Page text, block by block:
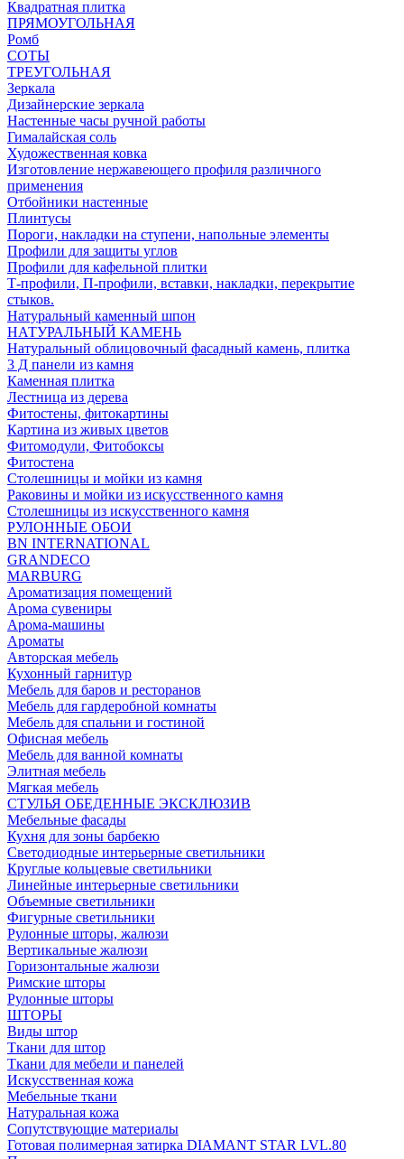
Квадратная плитка
ПРЯМОУГОЛЬНАЯ
Ромб
СОТЫ
ТРЕУГОЛЬНАЯ
Зеркала
Дизайнерские зеркала
Настенные часы ручной работы
Гималайская соль
Художественная ковка
Изготовление нержавеющего профиля различного
применения
Отбойники настенные
Плинтусы
Пороги, накладки на ступени, напольные элементы
Профили для защиты углов
Профили для кафельной плитки
Т-профили, П-профили, вставки, накладки, перекрытие
стыков.
Натуральный каменный шпон
НАТУРАЛЬНЫЙ КАМЕНЬ
Натуральный облицовочный фасадный камень, плитка
3 Д панели из камня
Каменная плитка
Лестница из дерева
Фитостены, фитокартины
Картина из живых цветов
Фитомодули, Фитобоксы
Фитостена
Столешницы и мойки из камня
Раковины и мойки из искусственного камня
Столешницы из искусственного камня
РУЛОННЫЕ ОБОИ
BN INTERNATIONAL
GRANDECO
MARBURG
Ароматизация помещений
Арома сувениры
Арома-машины
Ароматы
Авторская мебель
Кухонный гарнитур
Мебель для баров и ресторанов
Мебель для гардеробной комнаты
Мебель для спальни и гостиной
Офисная мебель
Мебель для ванной комнаты
Элитная мебель
Мягкая мебель
СТУЛЬЯ ОБЕДЕННЫЕ ЭКСКЛЮЗИВ
Мебельные фасады
Кухня для зоны барбекю
Светодиодные интерьерные светильники
Круглые кольцевые светильники
Линейные интерьерные светильники
Объемные светильники
Фигурные светильники
Рулонные шторы, жалюзи
Вертикальные жалюзи
Горизонтальные жалюзи
Римские шторы
Рулонные шторы
ШТОРЫ
Виды штор
Ткани для штор
Ткани для мебели и панелей
Искусственная кожа
Мебельные ткани
Натуральная кожа
Сопутствующие материалы
Готовая полимерная затирка DIAMANT STAR LVL.80